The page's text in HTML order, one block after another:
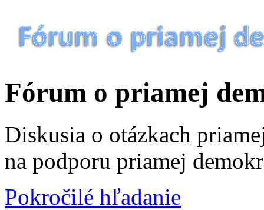
Fórum o priamej
Diskusia o otázkach
na podporu priamej
Pokročilé hľadanie